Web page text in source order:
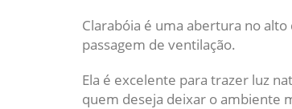
Clarabóia é uma abertura no
passagem de ventilação.
Ela é excelente para trazer luz
quem deseja deixar o ambiente